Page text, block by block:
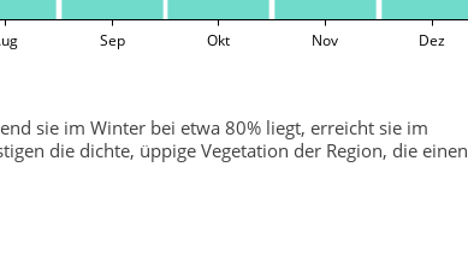
Sep Okt Nov Dez
sie im Winter bei etwa 80% liegt, erreicht sie im
die dichte, üppige Vegetation der Region, die einen